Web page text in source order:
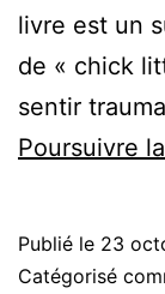
livre est un
de « chick
sentir
Poursuivre
Publié le 23
Catégorisé